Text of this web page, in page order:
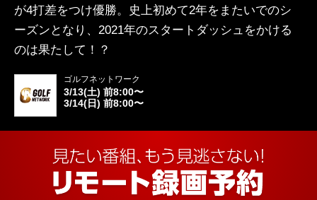
が4打差をつけ優勝。史上初めて2年をまたいでのシ
ーズンとなり、2021年のスタートダッシュをかける
のは果たして！？
ゴルフネットワーク
3/13(土) 前8:00〜
3/14(日) 前8:00〜